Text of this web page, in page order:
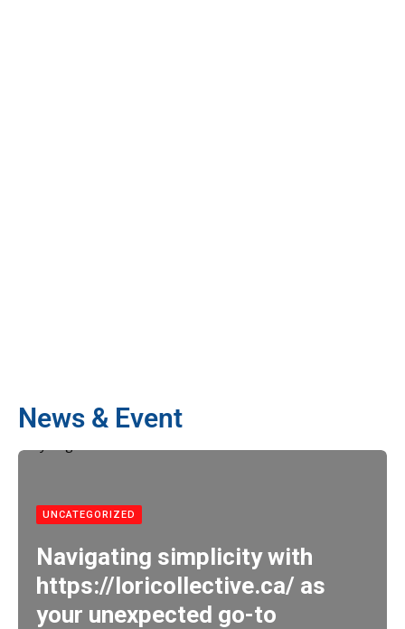
News & Event
UNCATEGORIZED
Navigating simplicity with
https://loricollective.ca/ as
your unexpected go-to